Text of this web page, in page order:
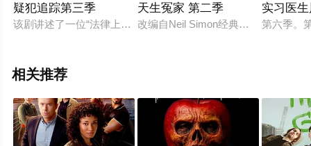
疑犯追踪第三季
该剧讲述了一位“法律上已宣布死亡”的前CIA特工，受雇于一位
天生冤家 第二季
改编自Neil Simon经典喜剧，由马修
实习医
第六季。
相关推荐